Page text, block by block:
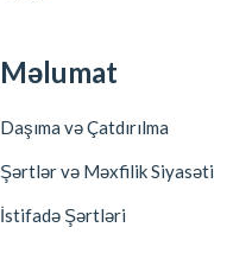
Məlumat
Daşıma və Çatdırılma
Şərtlər və Məxfilik Siyasəti
İstifadə Şərtləri